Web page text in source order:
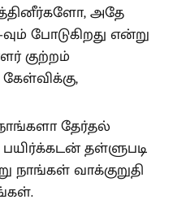
அதே
போடுகிறது என்று
குற்றம்
கேள்விக்கு,
தேர்தல்
தள்ளுபடி
வாக்குறுதி